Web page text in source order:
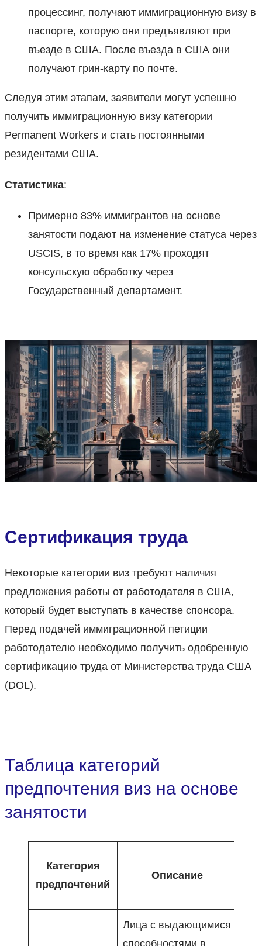
процессинг, получают иммиграционную визу в
паспорте, которую они предъявляют при
въезде в США. После въезда в США они
получают грин-карту по почте.
Следуя этим этапам, заявители могут успешно
получить иммиграционную визу категории
Permanent Workers и стать постоянными
резидентами США.
Статистика:
Примерно 83% иммигрантов на основе
занятости подают на изменение статуса через
USCIS, в то время как 17% проходят
консульскую обработку через
Государственный департамент.
Сертификация труда
Некоторые категории виз требуют наличия
предложения работы от работодателя в США,
который будет выступать в качестве спонсора.
Перед подачей иммиграционной петиции
работодателю необходимо получить одобренную
сертификацию труда от Министерства труда США
(DOL).
Таблица категорий
предпочтения виз на основе
занятости
Категория
предпочтений
Описание
Лица с выдающимися
способностями в